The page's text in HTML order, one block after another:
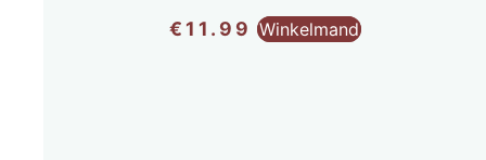
€ 11.99 Winkelmand